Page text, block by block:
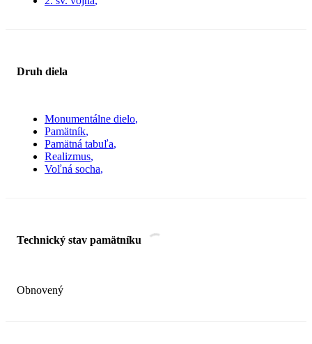
Druh diela
Monumentálne dielo
Pamätník
Pamätná tabuľa
Realizmus
Voľná socha
Technický stav pamätníku
Obnovený